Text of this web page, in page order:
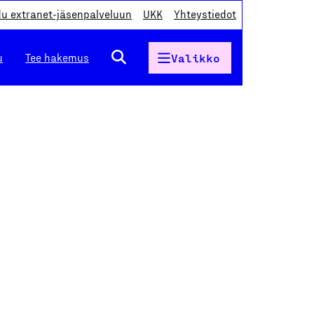
extranet-jäsenpalveluun UKK Yhteystiedot
Tee hakemus Valikko